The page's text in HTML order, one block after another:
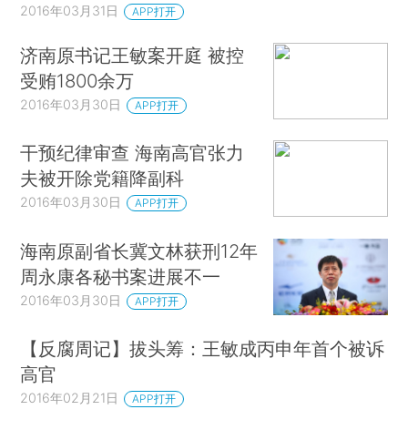
2016年03月31日 APP打开
济南原书记王敏案开庭 被控
受贿1800余万
2016年03月30日 APP打开
干预纪律审查 海南高官张力
夫被开除党籍降副科
2016年03月30日 APP打开
海南原副省长冀文林获刑12年
周永康各秘书案进展不一
2016年03月30日 APP打开
【反腐周记】拔头筹：王敏成丙申年首个被诉
高官
2016年02月21日 APP打开